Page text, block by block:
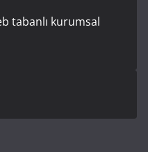
tabanlı kurumsal